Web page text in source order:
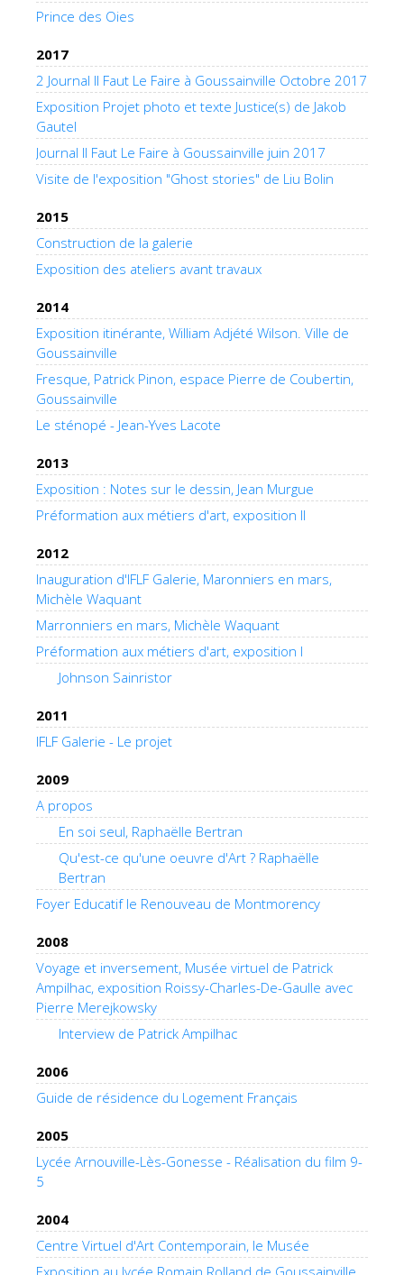
Prince des Oies
2017
2 Journal Il Faut Le Faire à Goussainville Octobre 2017
Exposition Projet photo et texte Justice(s) de Jakob
Gautel
Journal Il Faut Le Faire à Goussainville juin 2017
Visite de l'exposition "Ghost stories" de Liu Bolin
2015
Construction de la galerie
Exposition des ateliers avant travaux
2014
Exposition itinérante, William Adjété Wilson. Ville de
Goussainville
Fresque, Patrick Pinon, espace Pierre de Coubertin,
Goussainville
Le sténopé - Jean-Yves Lacote
2013
Exposition : Notes sur le dessin, Jean Murgue
Préformation aux métiers d'art, exposition II
2012
Inauguration d'IFLF Galerie, Maronniers en mars,
Michèle Waquant
Marronniers en mars, Michèle Waquant
Préformation aux métiers d'art, exposition I
Johnson Sainristor
2011
IFLF Galerie - Le projet
2009
A propos
En soi seul, Raphaëlle Bertran
Qu'est-ce qu'une oeuvre d'Art ? Raphaëlle
Bertran
Foyer Educatif le Renouveau de Montmorency
2008
Voyage et inversement, Musée virtuel de Patrick
Ampilhac, exposition Roissy-Charles-De-Gaulle avec
Pierre Merejkowsky
Interview de Patrick Ampilhac
2006
Guide de résidence du Logement Français
2005
Lycée Arnouville-Lès-Gonesse - Réalisation du film 9-
5
2004
Centre Virtuel d'Art Contemporain, le Musée
Exposition au lycée Romain Rolland de Goussainville,